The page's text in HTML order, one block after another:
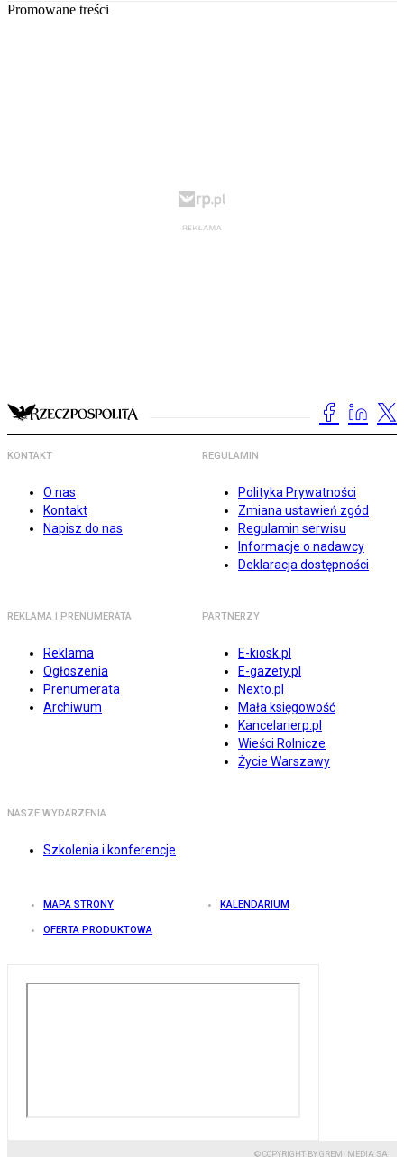
Promowane treści
KONTAKT
O nas
Kontakt
Napisz do nas
REGULAMIN
Polityka Prywatności
Zmiana ustawień zgód
Regulamin serwisu
Informacje o nadawcy
Deklaracja dostępności
REKLAMA I PRENUMERATA
Reklama
Ogłoszenia
Prenumerata
Archiwum
PARTNERZY
E-kiosk.pl
E-gazety.pl
Nexto.pl
Mała księgowość
Kancelarierp.pl
Wieści Rolnicze
Życie Warszawy
NASZE WYDARZENIA
Szkolenia i konferencje
MAPA STRONY KALENDARIUM
OFERTA PRODUKTOWA
© COPYRIGHT BY GREMI MEDIA SA